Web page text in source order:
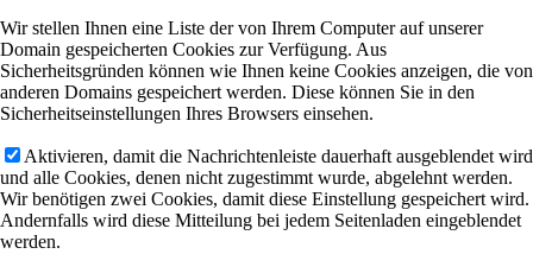
Wir stellen Ihnen eine Liste der von Ihrem Computer auf unserer
Domain gespeicherten Cookies zur Verfügung. Aus
Sicherheitsgründen können wie Ihnen keine Cookies anzeigen, die von
anderen Domains gespeichert werden. Diese können Sie in den
Sicherheitseinstellungen Ihres Browsers einsehen.
Aktivieren, damit die Nachrichtenleiste dauerhaft ausgeblendet wird
und alle Cookies, denen nicht zugestimmt wurde, abgelehnt werden.
Wir benötigen zwei Cookies, damit diese Einstellung gespeichert wird.
Andernfalls wird diese Mitteilung bei jedem Seitenladen eingeblendet
werden.